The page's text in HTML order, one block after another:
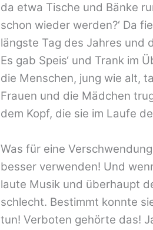
da etwa Tische und Bänke
schon wieder werden?‘ Da
längste Tag des Jahres und
Es gab Speis‘ und Trank im
die Menschen, jung wie alt,
Frauen und die Mädchen
dem Kopf, die sie im Laufe
Was für eine
besser verwenden! Und
laute Musik und überhaupt
schlecht. Bestimmt konnte
tun! Verboten gehörte das!